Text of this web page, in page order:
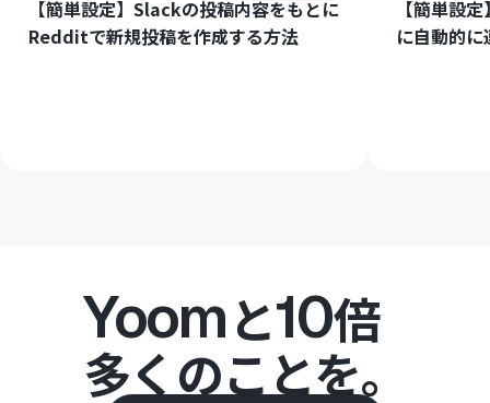
【簡単設定】Slackの投稿内容をもとに
Redditで新規投稿を作成する方法
【簡単設
に自動的
Yoomと10倍
多くのことを。